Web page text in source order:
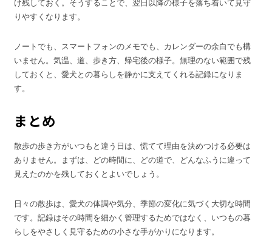
け残しておく。そうすることで、翌日以降の様子を落ち着いて見守
りやすくなります。
ノートでも、スマートフォンのメモでも、カレンダーの余白でも構
いません。気温、道、歩き方、帰宅後の様子。無理のない範囲で残
しておくと、愛犬との暮らしを静かに支えてくれる記録になりま
す。
まとめ
散歩の歩き方がいつもと違う日は、慌てて理由を決めつける必要は
ありません。まずは、どの時間に、どの道で、どんなふうに違って
見えたのかを残しておくとよいでしょう。
日々の散歩は、愛犬の体調や気分、季節の変化に気づく大切な時間
です。記録はその時間を細かく管理するためではなく、いつもの暮
らしをやさしく見守るための小さな手がかりになります。